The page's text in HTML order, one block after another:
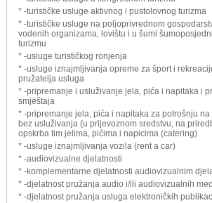
* -turističke usluge aktivnog i pustolovnog turizma
* -turističke usluge na poljoprivrednom
vodenih organizama, lovištu i u šumi
turizmu
* -usluge turističkog ronjenja
* -usluge iznajmljivanja opreme za šport i
pružatelja usluga
* -pripremanje i usluživanje jela, pića i napitaka i
smještaja
* -pripremanje jela, pića i napitaka za potrošnju
bez usluživanja (u prijevoznom sredstvu, na
opskrba tim jelima, pićima i napicima (catering)
* -usluge iznajmljivanja vozila (rent a car)
* -audiovizualne djelatnosti
* -komplementarne djelatnosti audiovizualnim
* -djelatnost pružanja audio i/ili audiovizualnih
* -djelatnost pružanja usluga elektroničkih